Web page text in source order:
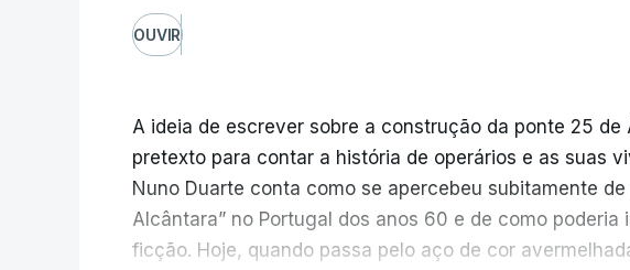
OUVIR
A ideia de escrever sobre a construção da ponte 25
pretexto para contar a história de operários e as suas
Nuno Duarte conta como se apercebeu subitamente
Alcântara” no Portugal dos anos 60 e de como
ficção. Hoje, quando passa pelo aço de cor